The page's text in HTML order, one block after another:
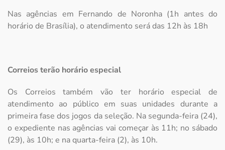
Nas agências em Fernando de Noronha (1h antes do
horário de Brasília), o atendimento será das 12h às 18h
Correios terão horário especial
Os Correios também vão ter horário especial de
atendimento ao público em suas unidades durante a
primeira fase dos jogos da seleção. Na segunda-feira (24),
o expediente nas agências vai começar às 11h; no sábado
(29), às 10h; e na quarta-feira (2), às 10h.